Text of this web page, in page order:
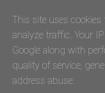
This site uses
analyze traffic. Your
Google along with
quality of service,
address abuse.